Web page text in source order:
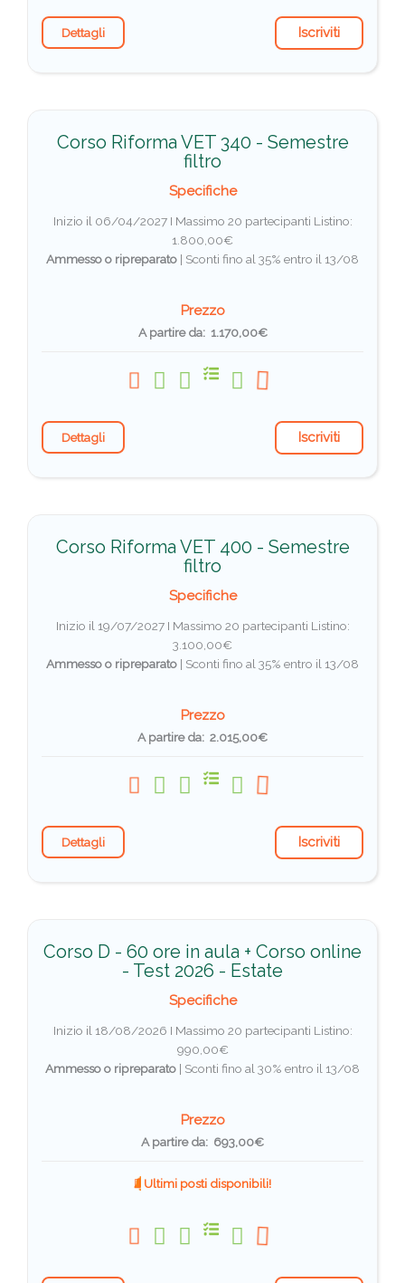
Dettagli Iscriviti
Corso Riforma VET 340 - Semestre
filtro
Specifiche
Inizio il 06/04/2027 I Massimo 20 partecipanti Listino:
1.800,00€
Ammesso o ripreparato | Sconti fino al 35% entro il 13/08
Prezzo
A partire da: 1.170,00€
Dettagli Iscriviti
Corso Riforma VET 400 - Semestre
filtro
Specifiche
Inizio il 19/07/2027 I Massimo 20 partecipanti Listino:
3.100,00€
Ammesso o ripreparato | Sconti fino al 35% entro il 13/08
Prezzo
A partire da: 2.015,00€
Dettagli Iscriviti
Corso D - 60 ore in aula + Corso online
- Test 2026 - Estate
Specifiche
Inizio il 18/08/2026 I Massimo 20 partecipanti Listino:
990,00€
Ammesso o ripreparato | Sconti fino al 30% entro il 13/08
Prezzo
A partire da: 693,00€
Ultimi posti disponibili!